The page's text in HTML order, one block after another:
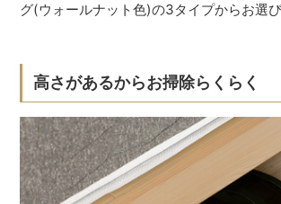
グ(ウォールナット色)の3タイプからお選び
高さがあるからお掃除らくらく